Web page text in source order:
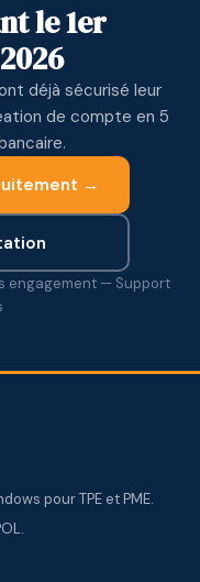
le 1er
déjà sécurisé leur
de compte en 5
→
engagement — Support
pour TPE et PME.